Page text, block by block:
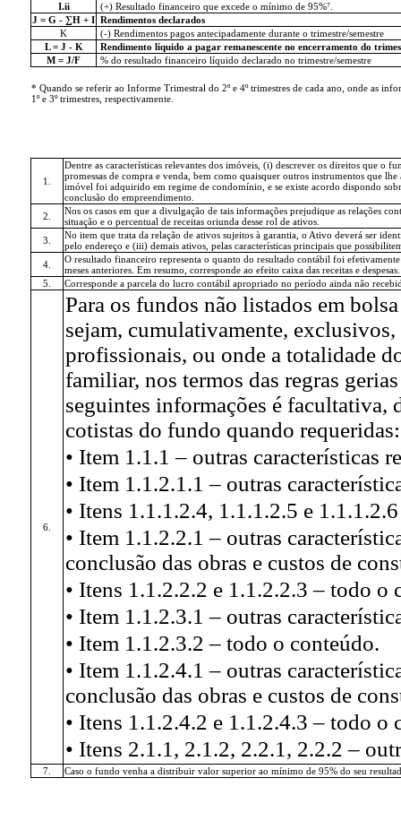
I.ii
(+) Resultado financeiro que excede o mínimo de 95%⁷.
J = G - ∑H + I Rendimentos declarados
K
(-) Rendimentos pagos antecipadamente durante o trimestre/semestre
L = J - K
Rendimento líquido a pagar remanescente no encerramento do
M = J/F
% do resultado financeiro líquido declarado no trimestre/semestre
* Quando se referir ao Informe Trimestral do 2º e 4º trimestres de cada ano, onde as
1º e 3º trimestres, respectivamente.
1.
Dentre as características relevantes dos imóveis, (i) descrever os direitos que o
promessas de compra e venda, bem como quaisquer outros instrumentos que
imóvel foi adquirido em regime de condomínio, e se existe acordo dispondo
conclusão do empreendimento.
2.
Nos os casos em que a divulgação de tais informações prejudique as relações
situação e o percentual de receitas oriunda desse rol de ativos.
3.
No item que trata da relação de ativos sujeitos à garantia, o Ativo deverá ser
pelo endereço e (iii) demais ativos, pelas características principais que
4.
O resultado financeiro representa o quanto do resultado contábil foi
meses anteriores. Em resumo, corresponde ao efeito caixa das receitas e despesas.
5.
Corresponde a parcela do lucro contábil apropriado no período ainda não
6.
Para os fundos não listados em
sejam, cumulativamente,
profissionais, ou onde a totalidade
familiar, nos termos das regras
seguintes informações é
cotistas do fundo quando requeridas:
• Item 1.1.1 – outras características
• Item 1.1.2.1.1 – outras
• Itens 1.1.1.2.4, 1.1.1.2.5 e
• Item 1.1.2.2.1 – outras
conclusão das obras e custos de
• Itens 1.1.2.2.2 e 1.1.2.2.3 – todo o
• Item 1.1.2.3.1 – outras
• Item 1.1.2.3.2 – todo o conteúdo.
• Item 1.1.2.4.1 – outras
conclusão das obras e custos de
• Itens 1.1.2.4.2 e 1.1.2.4.3 – todo o
• Itens 2.1.1, 2.1.2, 2.2.1, 2.2.2 –
7. Caso o fundo venha a distribuir valor superior ao mínimo de 95% do seu